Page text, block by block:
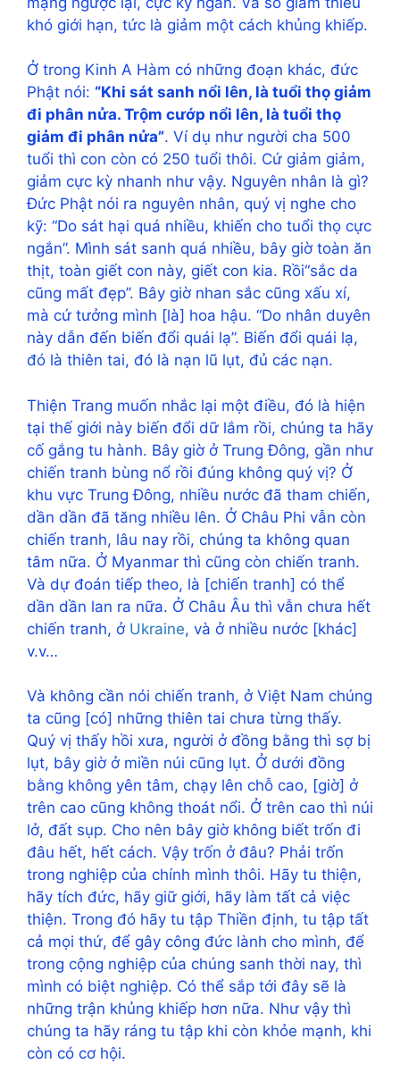
khó giới hạn, tức là giảm một cách khủng khiếp.
Ở trong Kinh A Hàm có những đoạn khác, đức
Phật nói: “Khi sát sanh nổi lên, là tuổi thọ giảm
đi phân nửa. Trộm cướp nổi lên, là tuổi thọ
giảm đi phân nửa”. Ví dụ như người cha 500
tuổi thì con còn có 250 tuổi thôi. Cứ giảm giảm,
giảm cực kỳ nhanh như vậy. Nguyên nhân là gì?
Đức Phật nói ra nguyên nhân, quý vị nghe cho
kỹ: “Do sát hại quá nhiều, khiến cho tuổi thọ cực
ngắn”. Mình sát sanh quá nhiều, bây giờ toàn ăn
thịt, toàn giết con này, giết con kia. Rồi“sắc da
cũng mất đẹp”. Bây giờ nhan sắc cũng xấu xí,
mà cứ tưởng mình [là] hoa hậu. “Do nhân duyên
này dẫn đến biến đổi quái lạ”. Biến đổi quái lạ,
đó là thiên tai, đó là nạn lũ lụt, đủ các nạn.
Thiện Trang muốn nhắc lại một điều, đó là hiện
tại thế giới này biến đổi dữ lắm rồi, chúng ta hãy
cố gắng tu hành. Bây giờ ở Trung Đông, gần như
chiến tranh bùng nổ rồi đúng không quý vị? Ở
khu vực Trung Đông, nhiều nước đã tham chiến,
dần dần đã tăng nhiều lên. Ở Châu Phi vẫn còn
chiến tranh, lâu nay rồi, chúng ta không quan
tâm nữa. Ở Myanmar thì cũng còn chiến tranh.
Và dự đoán tiếp theo, là [chiến tranh] có thể
dần dần lan ra nữa. Ở Châu Âu thì vẫn chưa hết
chiến tranh, ở Ukraine, và ở nhiều nước [khác]
v.v…
Và không cần nói chiến tranh, ở Việt Nam chúng
ta cũng [có] những thiên tai chưa từng thấy.
Quý vị thấy hồi xưa, người ở đồng bằng thì sợ bị
lụt, bây giờ ở miền núi cũng lụt. Ở dưới đồng
bằng không yên tâm, chạy lên chỗ cao, [giờ] ở
trên cao cũng không thoát nổi. Ở trên cao thì núi
lở, đất sụp. Cho nên bây giờ không biết trốn đi
đâu hết, hết cách. Vậy trốn ở đâu? Phải trốn
trong nghiệp của chính mình thôi. Hãy tu thiện,
hãy tích đức, hãy giữ giới, hãy làm tất cả việc
thiện. Trong đó hãy tu tập Thiền định, tu tập tất
cả mọi thứ, để gây công đức lành cho mình, để
trong cộng nghiệp của chúng sanh thời nay, thì
mình có biệt nghiệp. Có thể sắp tới đây sẽ là
những trận khủng khiếp hơn nữa. Như vậy thì
chúng ta hãy ráng tu tập khi còn khỏe mạnh, khi
còn có cơ hội.